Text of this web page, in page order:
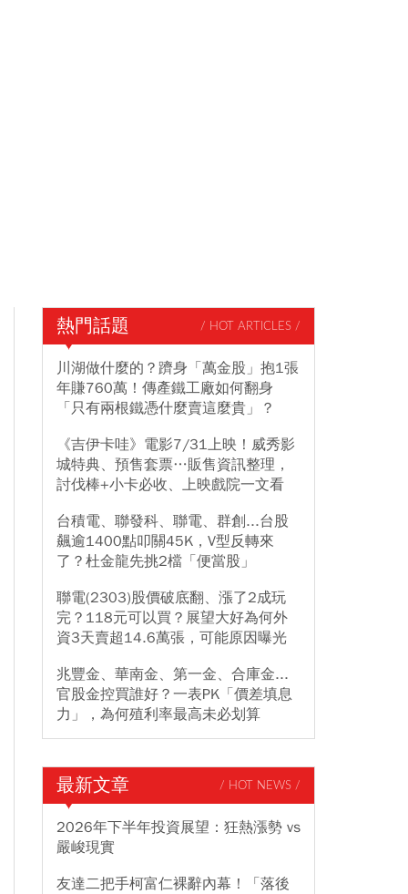
熱門話題 / HOT ARTICLES /
川湖做什麼的？躋身「萬金股」抱1張
年賺760萬！傳產鐵工廠如何翻身
「只有兩根鐵憑什麼賣這麼貴」？
《吉伊卡哇》電影7/31上映！威秀影
城特典、預售套票…販售資訊整理，
討伐棒+小卡必收、上映戲院一文看
台積電、聯發科、聯電、群創...台股
飆逾1400點叩關45K，V型反轉來
了？杜金龍先挑2檔「便當股」
聯電(2303)股價破底翻、漲了2成玩
完？118元可以買？展望大好為何外
資3天賣超14.6萬張，可能原因曝光
兆豐金、華南金、第一金、合庫金...
官股金控買誰好？一表PK「價差填息
力」，為何殖利率最高未必划算
最新文章 / HOT NEWS /
2026年下半年投資展望：狂熱漲勢 vs
嚴峻現實
友達二把手柯富仁裸辭內幕！「落後